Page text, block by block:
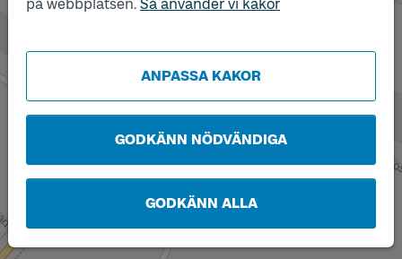
på webbplatsen. Så använder vi kakor
ANPASSA KAKOR
GODKÄNN NÖDVÄNDIGA
GODKÄNN ALLA